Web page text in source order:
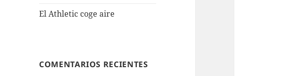
El Athletic coge aire
COMENTARIOS RECIENTES